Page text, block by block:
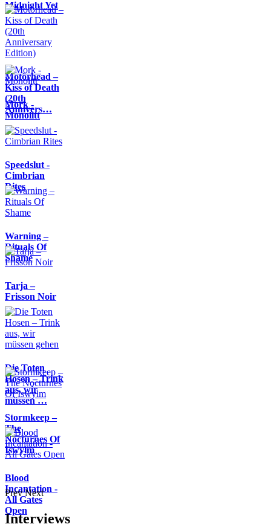
Midnight Yet
Motörhead –
Kiss of Death
(20th
Annivers…
Mork -
Monolitt
Speedslut -
Cimbrian
Rites
Warning –
Rituals Of
Shame
Tarja –
Frisson Noir
Die Toten
Hosen – Trink
aus, wir
müssen …
Stormkeep –
The
Nocturnes Of
Iswylm
Blood
Incantation -
All Gates
Open
Prev Next
Interviews